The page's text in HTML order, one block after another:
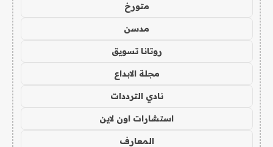
متورخ
مدسن
روتانا تسويق
مجلة الابداع
نادي الترددات
استشارات اون لاين
المعارف